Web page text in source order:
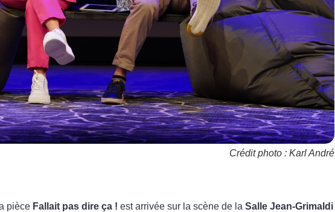
Crédit photo : Karl André
pièce Fallait pas dire ça ! est arrivée sur la scène de la Salle Jean-Grimaldi